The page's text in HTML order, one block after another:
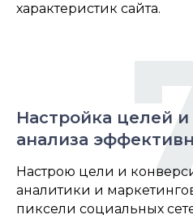
характеристик сайта.
Настройка целей
анализа
Настрою цели и
аналитики и
пиксели социальных